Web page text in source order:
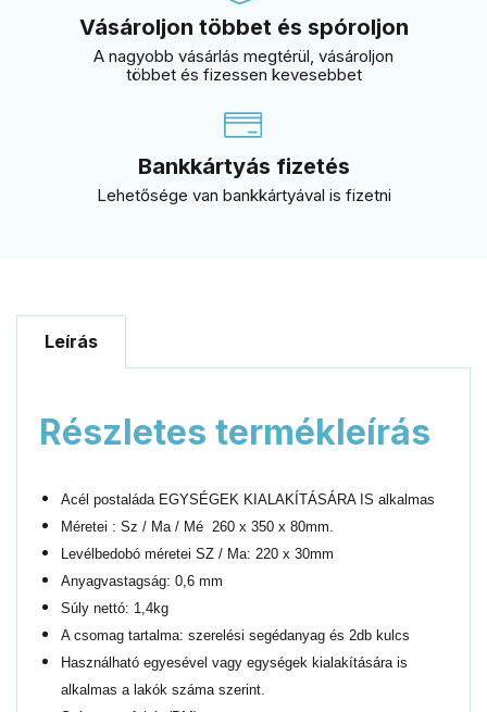
Vásároljon többet és spóroljon
A nagyobb vásárlás megtérül, vásároljon
többet és fizessen kevesebbet
Bankkártyás fizetés
Lehetősége van bankkártyával is fizetni
Leírás
Részletes termékleírás
Acél postaláda EGYSÉGEK KIALAKÍTÁSÁRA IS alkalmas
Méretei : Sz / Ma / Mé 260 x 350 x 80mm.
Levélbedobó méretei SZ / Ma: 220 x 30mm
Anyagvastagság: 0,6 mm
Súly nettó: 1,4kg
A csomag tartalma: szerelési segédanyag és 2db kulcs
Használható egyesével vagy egységek kialakítására is
alkalmas a lakók száma szerint.